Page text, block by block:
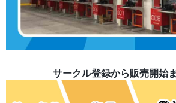
サークル登録から販売開始